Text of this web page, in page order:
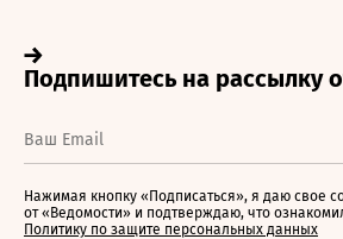
Нажимая кнопку «Подписаться», я даю свое
от «Ведомости» и подтверждаю, что
Политику по защите персональных данных